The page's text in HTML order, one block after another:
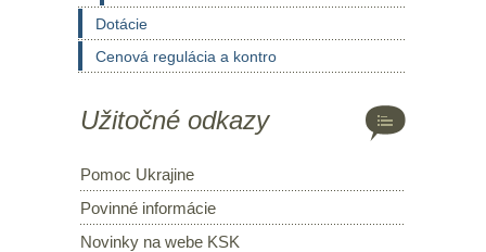
Dotácie
Cenová regulácia a kontro
Užitočné odkazy
Pomoc Ukrajine
Povinné informácie
Novinky na webe KSK